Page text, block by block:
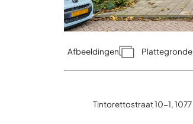
Afbeeldingen
Tintorettostraat 10-1, 1077